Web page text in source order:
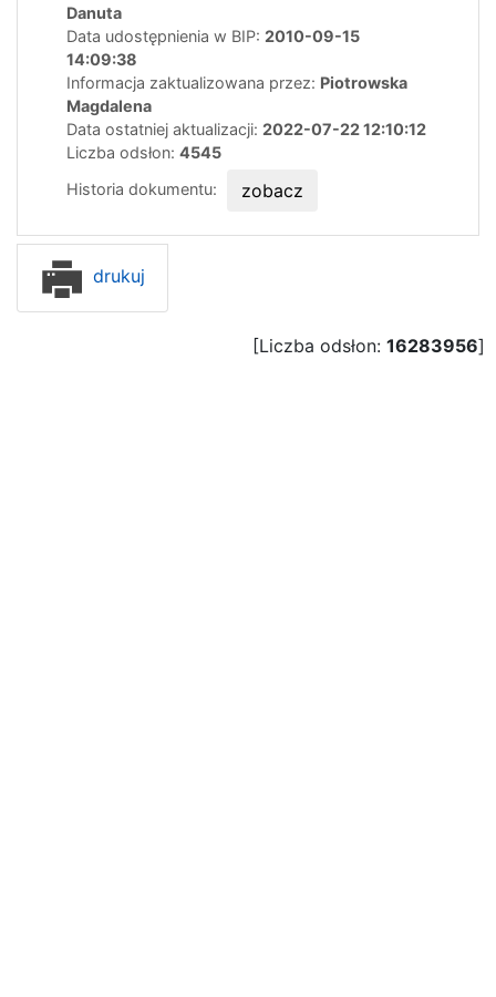
Danuta
Data udostępnienia w BIP: 2010-09-15
14:09:38
Informacja zaktualizowana przez: Piotrowska
Magdalena
Data ostatniej aktualizacji: 2022-07-22 12:10:12
Liczba odsłon: 4545
Historia dokumentu:
zobacz
drukuj
[Liczba odsłon: 16283956]